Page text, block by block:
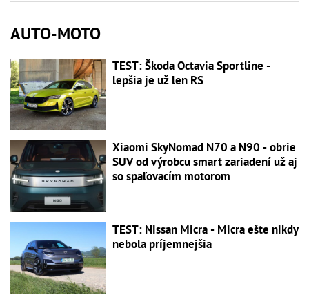
AUTO-MOTO
TEST: Škoda Octavia Sportline -
lepšia je už len RS
Xiaomi SkyNomad N70 a N90 - obrie
SUV od výrobcu smart zariadení už aj
so spaľovacím motorom
TEST: Nissan Micra - Micra ešte nikdy
nebola príjemnejšia